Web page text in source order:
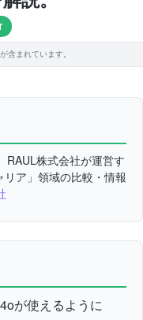
含まれています。
RAUL株式会社が運営す
ア」領域の比較・情報
が使えるように